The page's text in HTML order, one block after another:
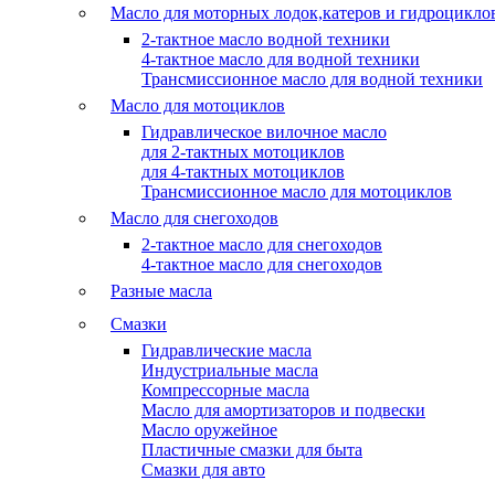
Масло для моторных лодок,катеров и
2-тактное масло водной техники
4-тактное масло для водной техники
Трансмиссионное масло для водной техники
Масло для мотоциклов
Гидравлическое вилочное масло
для 2-тактных мотоциклов
для 4-тактных мотоциклов
Трансмиссионное масло для мотоциклов
Масло для снегоходов
2-тактное масло для снегоходов
4-тактное масло для снегоходов
Разные масла
Смазки
Гидравлические масла
Индустриальные масла
Компрессорные масла
Масло для амортизаторов и подвески
Масло оружейное
Пластичные смазки для быта
Смазки для авто